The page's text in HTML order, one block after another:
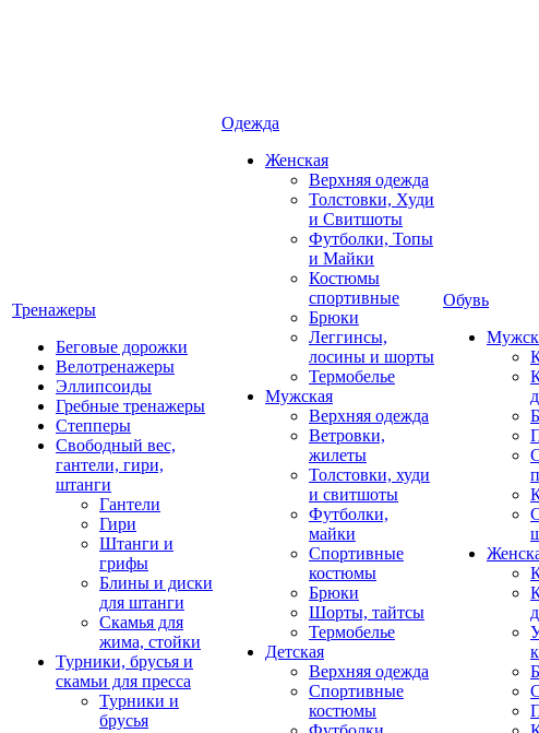
Тренажеры
Беговые дорожки
Велотренажеры
Эллипсоиды
Гребные тренажеры
Степперы
Свободный вес,
гантели, гири,
штанги
Гантели
Гири
Штанги и
грифы
Блины и диски
для штанги
Скамья для
жима, стойки
Турники, брусья и
скамьи для пресса
Турники и
брусья
Одежда
Женская
Верхняя одежда
Толстовки, Худи
и Свитшоты
Футболки, Топы
и Майки
Костюмы
спортивные
Брюки
Леггинсы,
лосины и шорты
Термобелье
Мужская
Верхняя одежда
Ветровки,
жилеты
Толстовки, худи
и свитшоты
Футболки,
майки
Спортивные
костюмы
Брюки
Шорты, тайтсы
Термобелье
Детская
Верхняя одежда
Спортивные
костюмы
Обувь